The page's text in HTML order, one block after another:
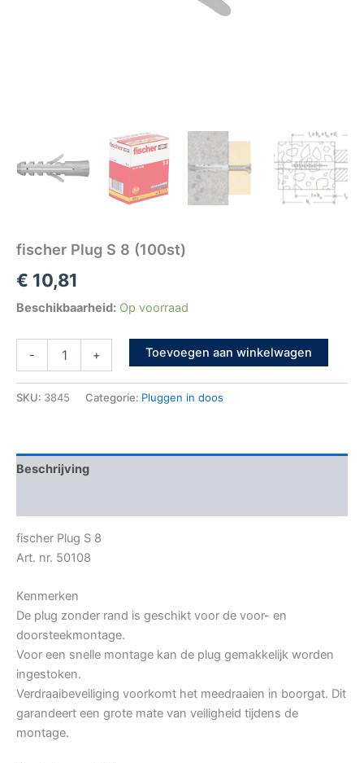
fischer Plug S 8 (100st)
€ 10,81
Beschikbaarheid: Op voorraad
- + Toevoegen aan winkelwagen
SKU: 3845 Categorie: Pluggen in doos
Beschrijving
fischer Plug S 8
Art. nr. 50108
Kenmerken
De plug zonder rand is geschikt voor de voor- en
doorsteekmontage.
Voor een snelle montage kan de plug gemakkelijk worden
ingestoken.
Verdraaibeveiliging voorkomt het meedraaien in boorgat. Dit
garandeert een grote mate van veiligheid tijdens de
montage.